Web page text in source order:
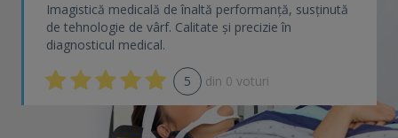
Imagistică medicală de înaltă performanță, susținută
de tehnologie de vârf. Calitate și precizie în
diagnosticul medical.
5 din 0 voturi